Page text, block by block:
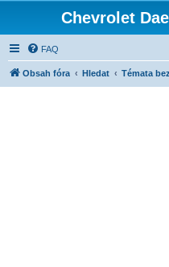
Chevrolet
FAQ
Obsah fóra Hledat Témata